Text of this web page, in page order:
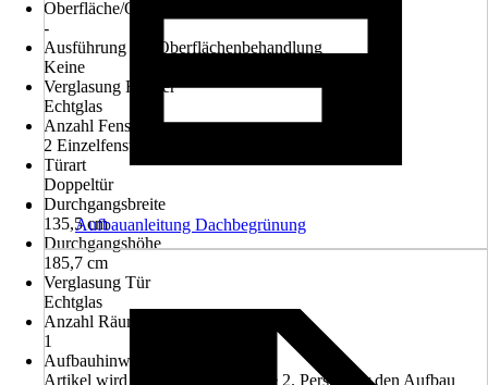
Oberfläche/Oberflächenbehandlung
-
Ausführung der Oberflächenbehandlung
Keine
Verglasung Fenster
Echtglas
Anzahl Fenster
2 Einzelfenster
Türart
Doppeltür
Durchgangsbreite
135,5 cm
Durchgangshöhe
185,7 cm
Verglasung Tür
Echtglas
Anzahl Räume
1
Aufbauhinweis
Artikel wird zerlegt geliefert. Eine 2. Person für den Aufbau
Aufbauanleitung Dachbegrünung